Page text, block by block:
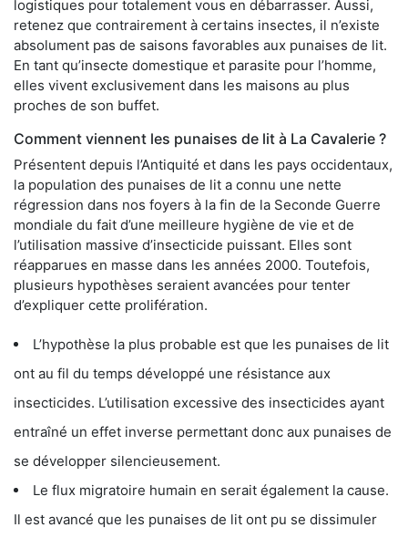
logistiques pour totalement vous en débarrasser. Aussi,
retenez que contrairement à certains insectes, il n’existe
absolument pas de saisons favorables aux punaises de lit.
En tant qu’insecte domestique et parasite pour l’homme,
elles vivent exclusivement dans les maisons au plus
proches de son buffet.
Comment viennent les punaises de lit à La Cavalerie ?
Présentent depuis l’Antiquité et dans les pays occidentaux,
la population des punaises de lit a connu une nette
régression dans nos foyers à la fin de la Seconde Guerre
mondiale du fait d’une meilleure hygiène de vie et de
l’utilisation massive d’insecticide puissant. Elles sont
réapparues en masse dans les années 2000. Toutefois,
plusieurs hypothèses seraient avancées pour tenter
d’expliquer cette prolifération.
L’hypothèse la plus probable est que les punaises de lit
ont au fil du temps développé une résistance aux
insecticides. L’utilisation excessive des insecticides ayant
entraîné un effet inverse permettant donc aux punaises de
se développer silencieusement.
Le flux migratoire humain en serait également la cause.
Il est avancé que les punaises de lit ont pu se dissimuler